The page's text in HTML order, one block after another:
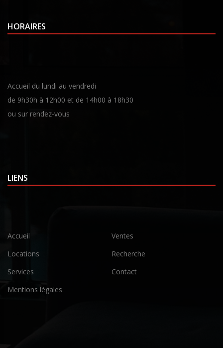
HORAIRES
Accueil du lundi au vendredi
de 9h30h à 12h00 et de 14h00 à 18h30
ou sur rendez-vous
LIENS
Accueil
Ventes
Locations
Recherche
Services
Contact
Mentions légales